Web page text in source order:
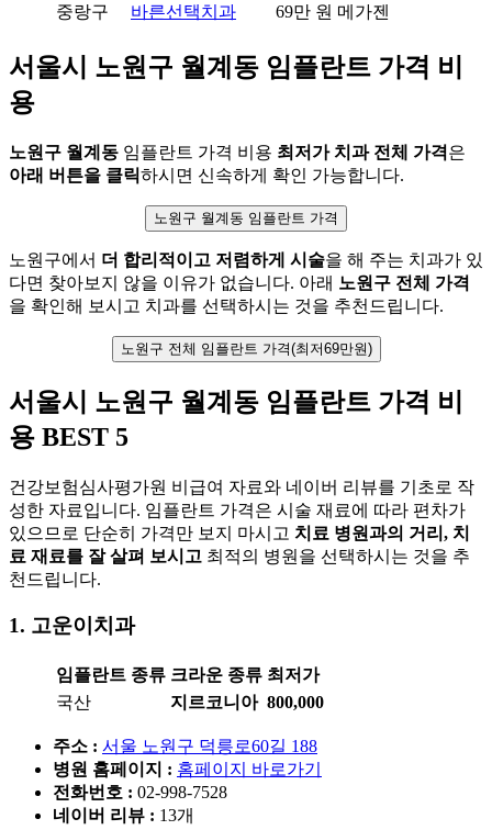
중랑구
바른선택치과 69만 원 메가젠
서울시 노원구 월계동 임플란트 가격 비
용
노원구 월계동 임플란트 가격 비용 최저가 치과 전체 가격은
아래 버튼을 클릭하시면 신속하게 확인 가능합니다.
노원구 월계동 임플란트 가격
노원구에서 더 합리적이고 저렴하게 시술을 해 주는 치과가 있
다면 찾아보지 않을 이유가 없습니다. 아래 노원구 전체 가격
을 확인해 보시고 치과를 선택하시는 것을 추천드립니다.
노원구 전체 임플란트 가격(최저69만원)
서울시 노원구 월계동 임플란트 가격 비
용 BEST 5
건강보험심사평가원 비급여 자료와 네이버 리뷰를 기초로 작
성한 자료입니다. 임플란트 가격은 시술 재료에 따라 편차가
있으므로 단순히 가격만 보지 마시고 치료 병원과의 거리, 치
료 재료를 잘 살펴 보시고 최적의 병원을 선택하시는 것을 추
천드립니다.
1. 고운이치과
임플란트 종류 크라운 종류 최저가
국산
지르코니아 800,000
주소 : 서울 노원구 덕릉로60길 188
병원 홈페이지 : 홈페이지 바로가기
전화번호 : 02-998-7528
네이버 리뷰 : 13개